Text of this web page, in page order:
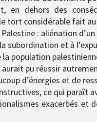
en dehors des
tort considérable fait
: aliénation
subordination et à
population
pu réussir
d’énergies et de
ce qui paraît
exacerbés